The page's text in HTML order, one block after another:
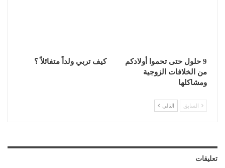
9 حلول حتى تحموا أولادكم
من الخلافات الزوجية
ومشاكلها
كيف تربي ولداً متفائلاً ؟
السابق التالي
تعليقات